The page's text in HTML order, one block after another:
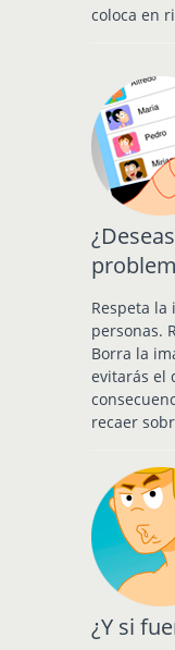
coloca en
Respeta
personas.
Borra la
evitarás el
recaer
¿Y si